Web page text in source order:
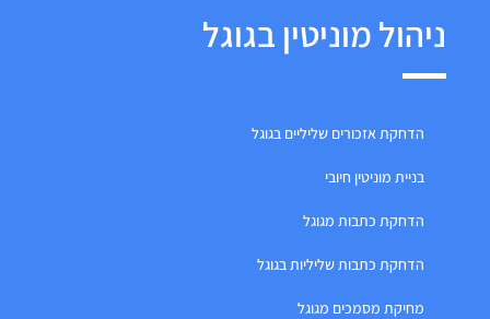
ניהול מוניטין בגוגל
הדחקת אזכורים שליליים בגוגל
בניית מוניטין חיובי
הדחקת כתבות מגוגל
הדחקת כתבות שליליות בגוגל
מחיקת מסמכים מגוגל